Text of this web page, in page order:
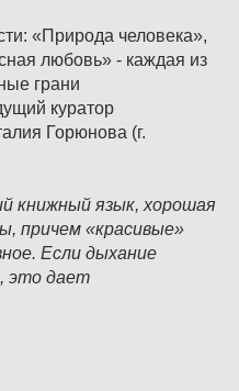
«Природа человека»,
любовь» - каждая из
грани
куратор
Горюнова (г.
книжный язык, хорошая
причем «красивые»
Если дыхание
это дает